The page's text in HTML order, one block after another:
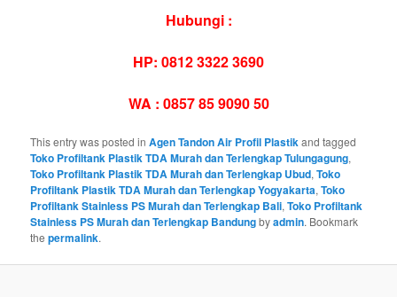
Hubungi :
HP: 0812 3322 3690
WA : 0857 85 9090 50
This entry was posted inAgen Tandon Air Profil Plastikand tagged
Toko Profiltank Plastik TDA Murah dan Terlengkap Tulungagung,
Toko Profiltank Plastik TDA Murah dan Terlengkap Ubud,Toko
Profiltank Plastik TDA Murah dan Terlengkap Yogyakarta,Toko
Profiltank Stainless PS Murah dan Terlengkap Bali,Toko Profiltank
Stainless PS Murah dan Terlengkap Bandungbyadmin. Bookmark
thepermalink.